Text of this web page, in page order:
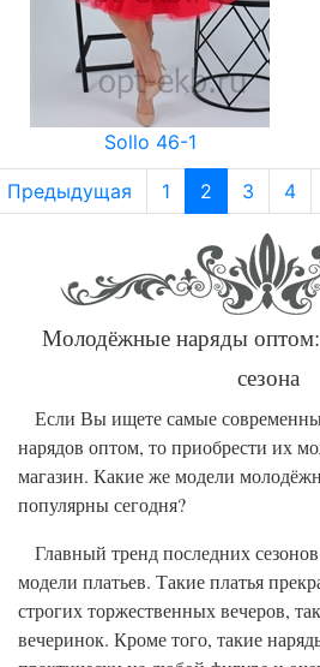
Sollo 46-1
Предыдущая 1 2 3 4
Молодёжные наряды
сезона
Если Вы ищете самые
нарядов оптом, то приобрести их
магазин. Какие же модели
популярны сегодня?
Главный тренд последних
модели платьев. Такие платья
строгих торжественных вечеров,
вечеринок. Кроме того, такие